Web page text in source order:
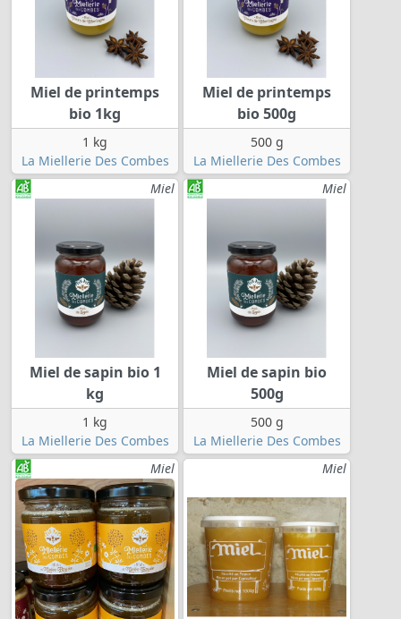
Miel de printemps
bio 1kg
1 kg
La Miellerie Des Combes
Miel de printemps
bio 500g
500 g
La Miellerie Des Combes
Miel
Miel de sapin bio 1
kg
1 kg
La Miellerie Des Combes
Miel
Miel de sapin bio
500g
500 g
La Miellerie Des Combes
Miel
Miel